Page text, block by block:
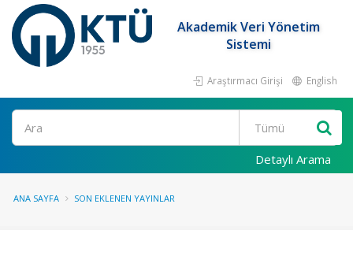
Akademik Veri Yönetim
Sistemi
Araştırmacı Girişi English
Ara
Detaylı Arama
ANA SAYFA SON EKLENEN YAYINLAR